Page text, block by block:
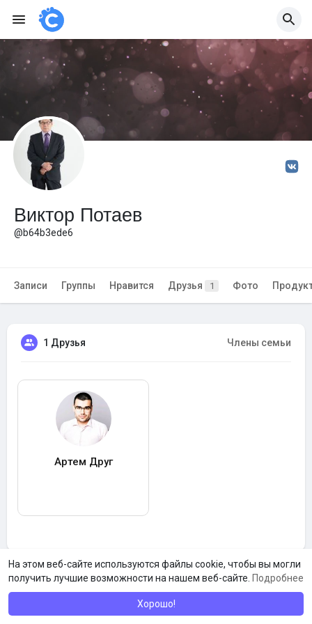
На этом веб-сайте используются файлы cookie, чтобы вы могли
получить лучшие возможности на нашем веб-сайте. Подробнее
Хорошо!
Виктор Потаев
@b64b3ede6
Записи Группы Нравится Друзья 1 Фото
1 Друзья Члены семьи
Артем Друг